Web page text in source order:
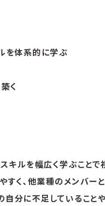
を体系的に学ぶ
く
ルを幅広く学ぶことで
く、他業種のメンバー
分に不足していること